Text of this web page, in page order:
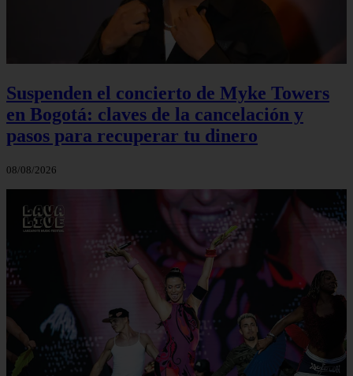
Suspenden el concierto de Myke Towers
en Bogotá: claves de la cancelación y
pasos para recuperar tu dinero
08/08/2026